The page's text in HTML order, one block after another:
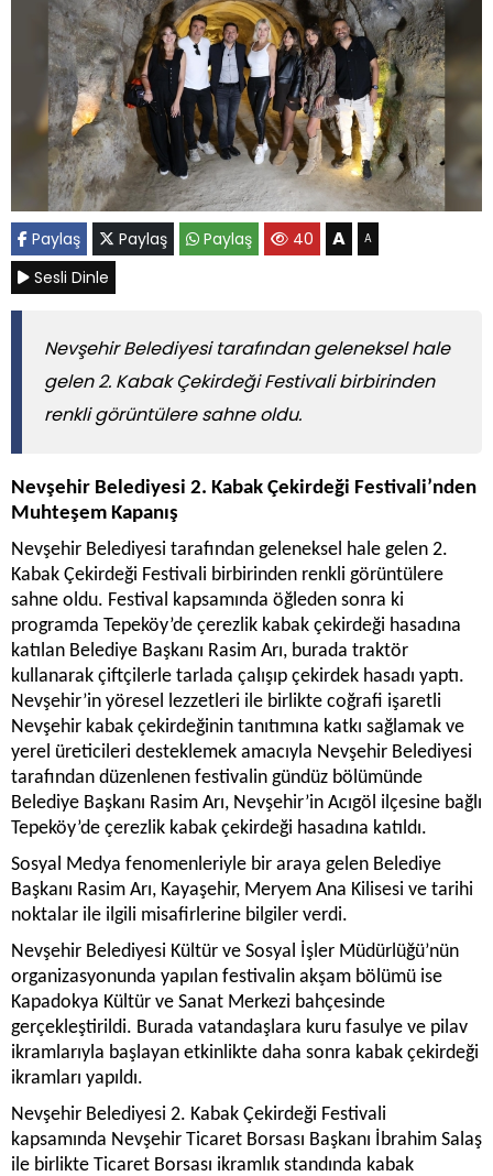
Paylaş Paylaş Paylaş 40 A A
Sesli Dinle
Nevşehir Belediyesi tarafından geleneksel hale
gelen 2. Kabak Çekirdeği Festivali birbirinden
renkli görüntülere sahne oldu.
Nevşehir Belediyesi 2. Kabak Çekirdeği Festivali’nden
Muhteşem Kapanış
Nevşehir Belediyesi tarafından geleneksel hale gelen 2.
Kabak Çekirdeği Festivali birbirinden renkli görüntülere
sahne oldu. Festival kapsamında öğleden sonra ki
programda Tepeköy’de çerezlik kabak çekirdeği hasadına
katılan Belediye Başkanı Rasim Arı, burada traktör
kullanarak çiftçilerle tarlada çalışıp çekirdek hasadı yaptı.
Nevşehir’in yöresel lezzetleri ile birlikte coğrafi işaretli
Nevşehir kabak çekirdeğinin tanıtımına katkı sağlamak ve
yerel üreticileri desteklemek amacıyla Nevşehir Belediyesi
tarafından düzenlenen festivalin gündüz bölümünde
Belediye Başkanı Rasim Arı, Nevşehir’in Acıgöl ilçesine bağlı
Tepeköy’de çerezlik kabak çekirdeği hasadına katıldı.
Sosyal Medya fenomenleriyle bir araya gelen Belediye
Başkanı Rasim Arı, Kayaşehir, Meryem Ana Kilisesi ve tarihi
noktalar ile ilgili misafirlerine bilgiler verdi.
Nevşehir Belediyesi Kültür ve Sosyal İşler Müdürlüğü’nün
organizasyonunda yapılan festivalin akşam bölümü ise
Kapadokya Kültür ve Sanat Merkezi bahçesinde
gerçekleştirildi. Burada vatandaşlara kuru fasulye ve pilav
ikramlarıyla başlayan etkinlikte daha sonra kabak çekirdeği
ikramları yapıldı.
Nevşehir Belediyesi 2. Kabak Çekirdeği Festivali
kapsamında Nevşehir Ticaret Borsası Başkanı İbrahim Salaş
ile birlikte Ticaret Borsası ikramlık standında kabak